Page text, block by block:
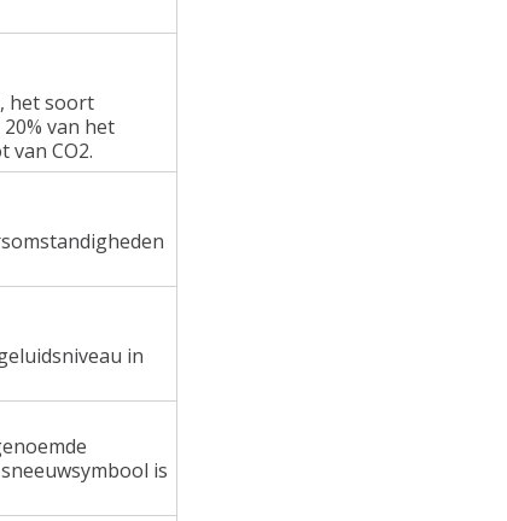
het soort
van het
CO2.
in
is